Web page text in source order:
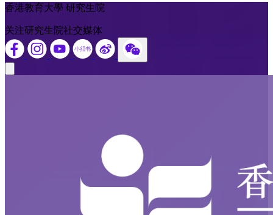
香港教育大學 研究生院
关注研究生院社交媒体
Close modal